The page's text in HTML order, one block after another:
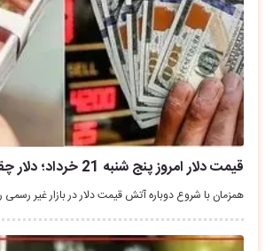
قیمت دلار امروز پنج شنبه 21 خرداد؛ دلار چقدر گران تر شد
همزمان با شروع دوباره آتش قیمت دلار در بازار غیر